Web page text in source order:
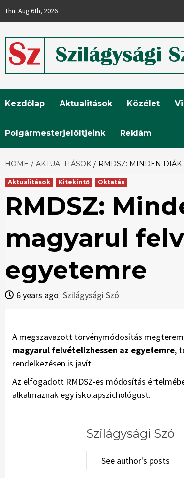
Thu. Aug 6th, 2026
Szó
Kezdőlap Aktualitások Közélet
Polgármesterjelöltjeink Reklám
HOME AKTUALITÁSOK RMDSZ: MINDEN DIÁK
Aktualitások Kitekintő Oktatás
RMDSZ:
magyarul
egyetemre
6 years ago Szilágysági Szó
A megszavazott törvénymódosítás
magyarul felvételizhessen az egyetemre,
rendelkezésen is javít.
Az elfogadott RMDSZ-es módosítás
alkalmaznak egy iskolapszichológust.
Szilágysági Szó
See author's posts